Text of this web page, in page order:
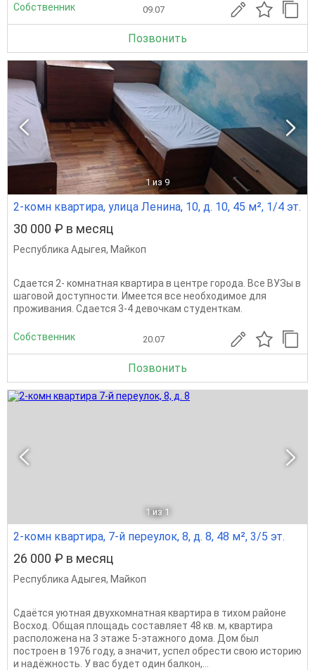
Собственник 09.07
Позвонить
1 из 9
2-комн квартира, улица Ленина, 10, д. 10, 45 м², 1/4 эт.
30 000 ₽ в месяц
Республика Адыгея, Майкоп
Сдается 2- комнатная квартира в центре города. Все ВУЗы в
шаговой доступности. Имеется все необходимое для
проживания. Сдается 3-4 девочкам студенткам.
Собственник 20.07
Позвонить
1 из 1
2-комн квартира, 7-й переулок, 8, д. 8, 48 м², 3/5 эт.
26 000 ₽ в месяц
Республика Адыгея, Майкоп
Сдаётся уютная двухкомнатная квартира в тихом районе
Восход. Общая площадь составляет 48 кв. м, квартира
расположена на 3 этаже 5-этажного дома. Дом был
построен в 1976 году, а значит, успел обрести свою историю
и надёжность. У вас будет один балкон,...